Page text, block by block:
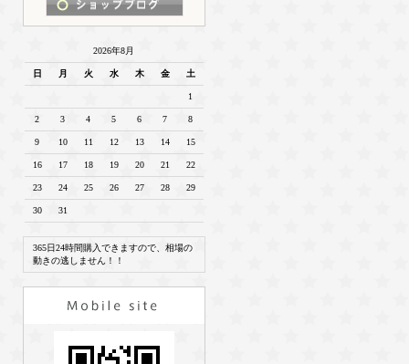
2026年8月
日 月 火 水 木 金 土
1
2 3 4 5 6 7 8
9 10 11 12 13 14 15
16 17 18 19 20 21 22
23 24 25 26 27 28 29
30 31
365日24時間購入できますので、相場の
動きの逃しません！！